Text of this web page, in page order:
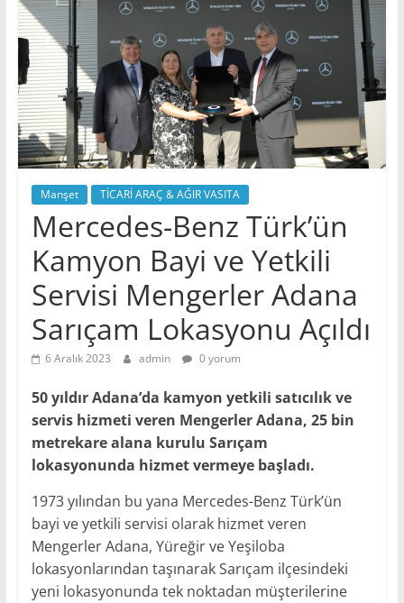
Manşet TİCARİ ARAÇ & AĞIR VASITA
Mercedes-Benz Türk’ün
Kamyon Bayi ve Yetkili
Servisi Mengerler Adana
Sarıçam Lokasyonu Açıldı
6 Aralık 2023 admin 0 yorum
50 yıldır Adana’da kamyon yetkili satıcılık ve
servis hizmeti veren Mengerler Adana, 25 bin
metrekare alana kurulu Sarıçam
lokasyonunda hizmet vermeye başladı.
1973 yılından bu yana Mercedes-Benz Türk’ün
bayi ve yetkili servisi olarak hizmet veren
Mengerler Adana, Yüreğir ve Yeşiloba
lokasyonlarından taşınarak Sarıçam ilçesindeki
yeni lokasyonunda tek noktadan müşterilerine